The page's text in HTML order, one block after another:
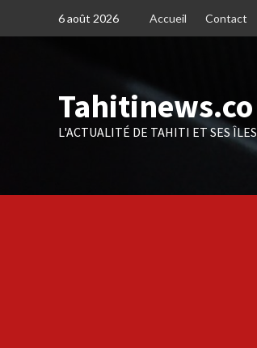
6 août 2026 Accueil Contact
Tahitinews.co
L'ACTUALITÉ DE TAHITI ET SES ÎLES